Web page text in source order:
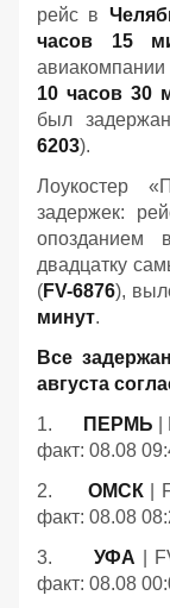
рейс в
часов 15
10 часов 30
был
6203).
Лоукостер
задержек:
опозданием
двадцатку
(FV-6876),
минут.
Все
августа
1.
ПЕРМЬ
факт: 08.08
2.ОМСК |
факт: 08.08
3.УФА |
факт: 08.08